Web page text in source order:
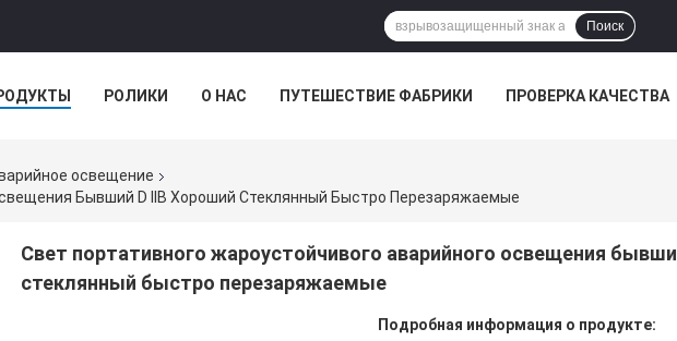
Поиск
РОЛИКИ О НАС ПУТЕШЕСТВИЕ ФАБРИКИ ПРОВЕРКА КАЧЕСТВА
освещение
Бывший D IIB Хороший Стеклянный Быстро Перезаряжаемые
Свет портативного жароустойчивого аварийного освещения
стеклянный быстро перезаряжаемые
Подробная информация о продукте: